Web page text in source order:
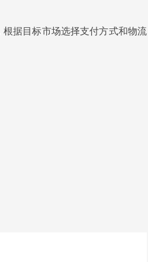
据目标市场选择支付方式和物流